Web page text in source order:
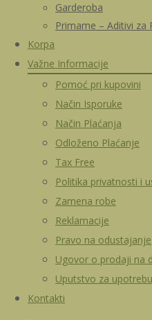
Garderoba
Primame – Aditivi za
Korpa
Važne Informacije
Pomoć pri kupovini
Način Isporuke
Način Plaćanja
Odloženo Plaćanje
Tax Free
Politika privatnosti i
Zamena robe
Reklamacije
Pravo na odustajanje
Ugovor o prodaji na
Uputstvo za
Kontakti